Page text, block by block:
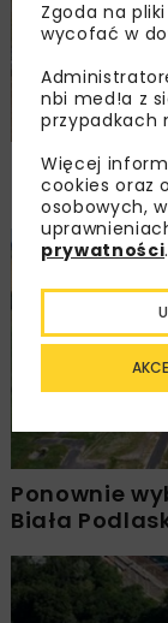
Remont
Przetarg
Ponownie
Biała
Zgoda na
wycofać w
nbi med!a z
przypadkach
Więcej
cookies oraz
osobowych,
prywatności.